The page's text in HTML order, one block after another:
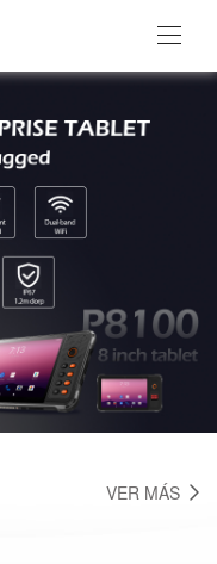
VER MÁS